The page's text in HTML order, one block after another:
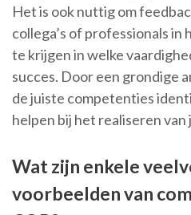
Het is ook nuttig om
collega’s of professionals in
te krijgen in welke
succes. Door een grondige
de juiste competenties
helpen bij het realiseren van
Wat zijn enkele
voorbeelden van